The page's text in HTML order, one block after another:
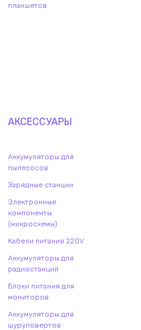
планшетов
АКСЕССУАРЫ
Аккумуляторы для
пылесосов
Зарядные станции
Электронные
компоненты
(микросхемы)
Кабели питания 220V
Аккумуляторы для
радиостанций
Блоки питания для
мониторов
Аккумуляторы для
шуруповертов